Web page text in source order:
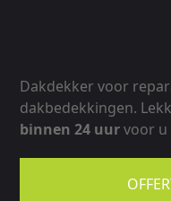
Dakdekker voor
dakbedekkingen.
binnen 24 uurvoor u